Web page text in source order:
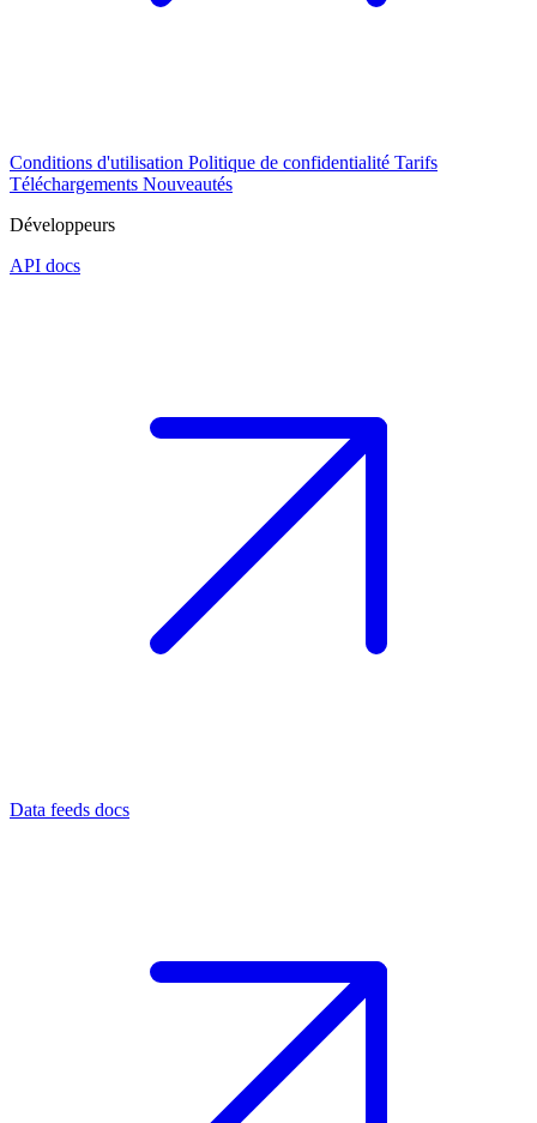
Conditions d'utilisation Politique de confidentialité Tarifs
Téléchargements Nouveautés
Développeurs
API docs
Data feeds docs